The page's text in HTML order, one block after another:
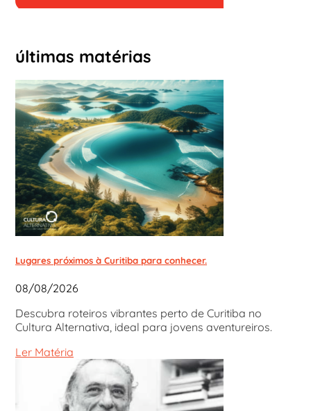
últimas matérias
Lugares próximos à Curitiba para conhecer.
08/08/2026
Descubra roteiros vibrantes perto de Curitiba no
Cultura Alternativa, ideal para jovens aventureiros.
Ler Matéria